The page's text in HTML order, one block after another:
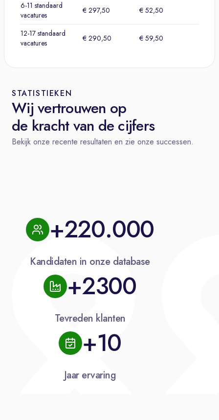
6-11 standaard
vacatures
€ 297,50 € 52,50
12-17 standaard
vacatures
€ 290,50 € 59,50
STATISTIEKEN
Wij vertrouwen op
de kracht van de cijfers
Bekijk onze recente resultaten en zie onze successen.
+220.000
Kandidaten in onze database
+2300
Tevreden klanten
+10
Jaar ervaring